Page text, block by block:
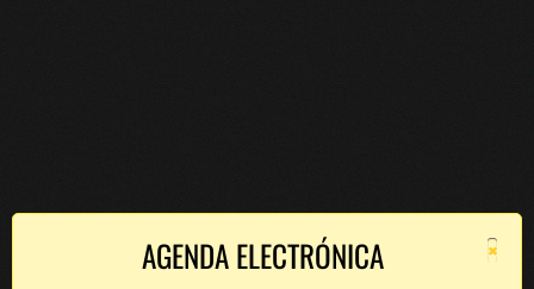
×
AGENDA ELECTRÓNICA